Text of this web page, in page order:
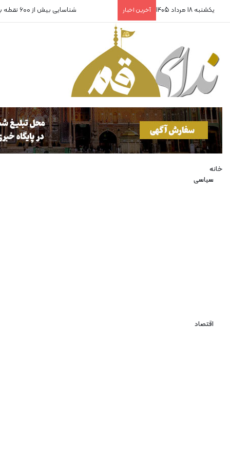
یکشنبه 18 مرداد 1405 آخرین اخبار شناسایی بیش از ۶۰۰ نقطه برای پناهگاه
خانه
سیاسی
اقتصاد